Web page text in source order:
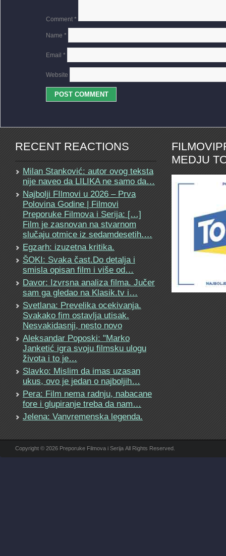
Comment *
Name *
Email *
Website
RECENT REACTIONS
Milan Stanković: autor ovog teksta
nije naveo da LILIKA ne samo da…
Najbolji FIlmovi u 2026 – Prva
Polovina Godine | Filmovi
Preporuke Filmova i Serija: […]
Film je zasnovan na stvarnom
slučaju otmice iz sedamdesetih.…
Egzarh: izuzetna kritika.
ŠOKI: Svaka čast.Do detalja i
smisla opisan film i više od…
Davor: Izvrsna analiza filma. Jučer
sam ga gledao na Klasik.tv i…
Svetlana: Prevelika ocekivanja.
Svakako fim ostavlja utisak.
Nesvakidasnji, nesto novo
Aleksandar Poposki: "Marko
Janketić igra svoju filmsku ulogu
života i to je…
Slavko: Mislim da imas uzasan
ukus, ovo je jedan o najboljih…
Pera: Film nema radnju, nabacane
fore i glupiranje treba da nam…
Jelena: Vanvremenska legenda.
MEDJU
Copyright © 2026 Preporuke Filmova i Serija All Rights Reserved.